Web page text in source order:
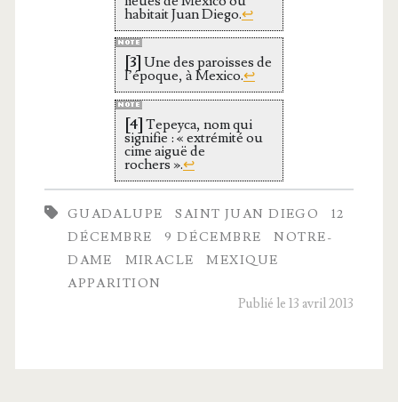
Mexique
habi­tait Juan Die­go.↩
[3] Une des paroisses de
l’é­poque, à Mexi­co.↩
[4] Tepey­ca, nom qui
signi­fie : « extré­mi­té ou
cime aiguë de
rochers ».↩
GUADALUPE SAINT JUAN DIEGO
12
DÉCEMBRE
9 DÉCEMBRE
NOTRE-
DAME
MIRACLE
MEXIQUE
APPARITION
Publié le 13 avril 2013